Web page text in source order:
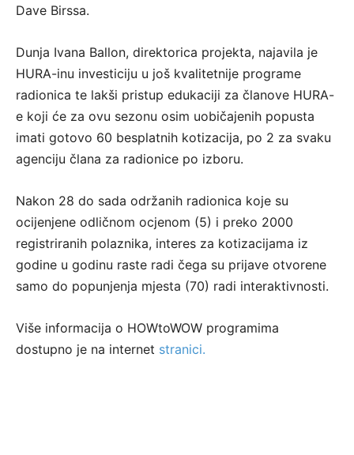
Dave Birssa.
Dunja Ivana Ballon, direktorica projekta, najavila je
HURA-inu investiciju u još kvalitetnije programe
radionica te lakši pristup edukaciji za članove HURA-
e koji će za ovu sezonu osim uobičajenih popusta
imati gotovo 60 besplatnih kotizacija, po 2 za svaku
agenciju člana za radionice po izboru.
Nakon 28 do sada održanih radionica koje su
ocijenjene odličnom ocjenom (5) i preko 2000
registriranih polaznika, interes za kotizacijama iz
godine u godinu raste radi čega su prijave otvorene
samo do popunjenja mjesta (70) radi interaktivnosti.
Više informacija o HOWtoWOW programima
dostupno je na internet stranici.